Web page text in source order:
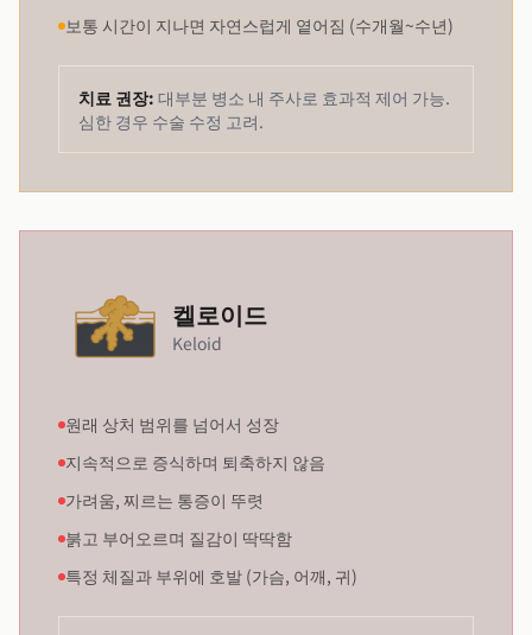
보통 시간이 지나면 자연스럽게 옅어짐 (수개월~수년)
치료 권장: 대부분 병소 내 주사로 효과적 제어 가능.
심한 경우 수술 수정 고려.
켈로이드
Keloid
원래 상처 범위를 넘어서 성장
지속적으로 증식하며 퇴축하지 않음
가려움, 찌르는 통증이 뚜렷
붉고 부어오르며 질감이 딱딱함
특정 체질과 부위에 호발 (가슴, 어깨, 귀)